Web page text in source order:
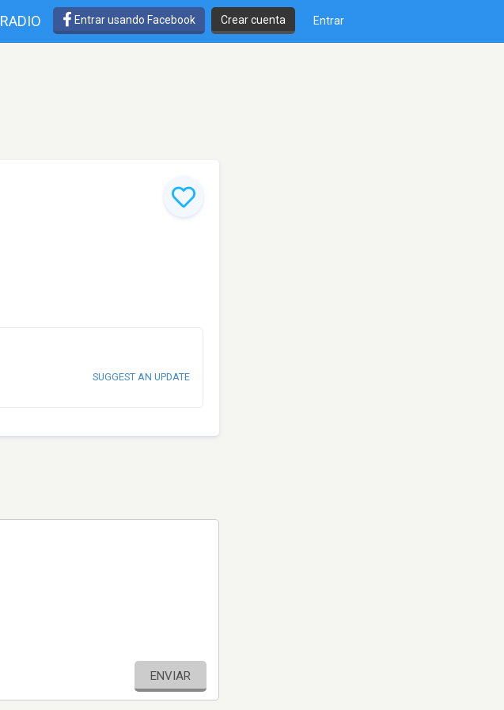
RADIO Entrar usando Facebook Crear cuenta Entrar
SUGGEST AN UPDATE
ENVIAR